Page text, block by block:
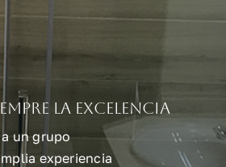
la excelencia
un grupo
experiencia